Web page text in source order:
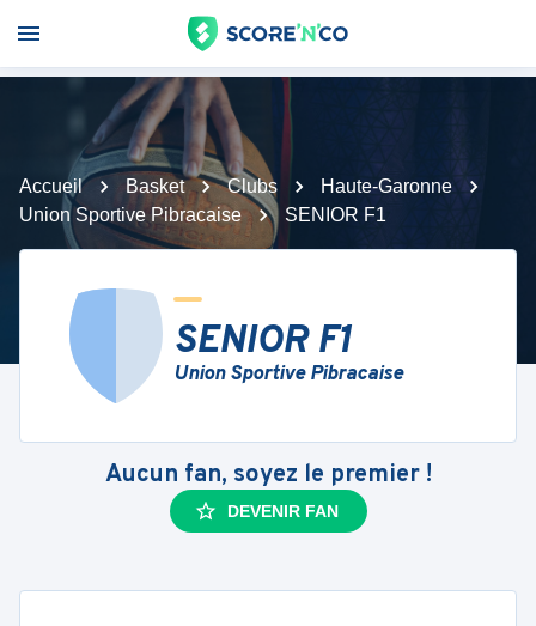
Accueil Basket Clubs
Haute-Garonne
Union Sportive Pibracaise
SENIOR F1
SENIOR F1
Union Sportive Pibracaise
Aucun fan, soyez le premier !
DEVENIR FAN